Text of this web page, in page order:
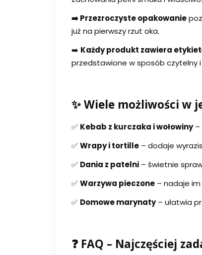
➡️ Przezroczyste opakowanie
już na pierwszy rzut oka.
➡️ Każdy produkt zawiera
przedstawione w sposób czytelny i
✨ Wiele możliwości w
✅ Kebab z kurczaka i wołowiny–
✅Wrapy i tortille – dodaje
✅ Dania z patelni – świetnie
✅Warzywa pieczone – nadaje im
✅ Domowe marynaty– ułatwia
❓ FAQ – Najczęściej